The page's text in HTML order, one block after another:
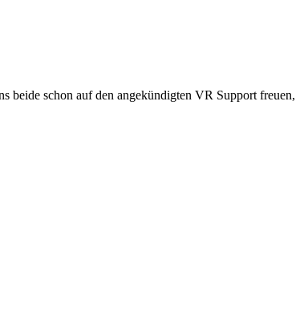
beide schon auf den angekündigten VR Support freuen,